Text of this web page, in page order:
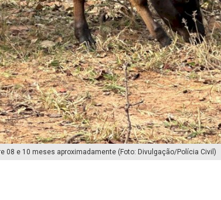
08 e 10 meses aproximadamente (Foto: Divulgação/Polícia Civil)